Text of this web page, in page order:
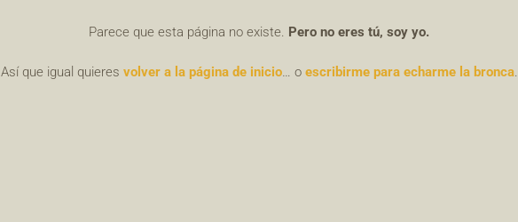
Parece que esta página no existe. Pero no eres tú, soy yo.
Así que igual quieres volver a la página de inicio… o escribirme para echarme la bronca.